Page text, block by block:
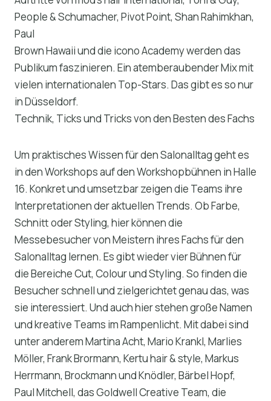
People & Schumacher, Pivot Point, Shan Rahimkhan,
Paul
Brown Hawaii und die icono Academy werden das
Publikum faszinieren. Ein atemberaubender Mix mit
vielen internationalen Top-Stars. Das gibt es so nur
in Düsseldorf.
Technik, Ticks und Tricks von den Besten des Fachs
Um praktisches Wissen für den Salonalltag geht es
in den Workshops auf den Workshopbühnen in Halle
16. Konkret und umsetzbar zeigen die Teams ihre
Interpretationen der aktuellen Trends. Ob Farbe,
Schnitt oder Styling, hier können die
Messebesucher von Meistern ihres Fachs für den
Salonalltag lernen. Es gibt wieder vier Bühnen für
die Bereiche Cut, Colour und Styling. So finden die
Besucher schnell und zielgerichtet genau das, was
sie interessiert. Und auch hier stehen große Namen
und kreative Teams im Rampenlicht. Mit dabei sind
unter anderem Martina Acht, Mario Krankl, Marlies
Möller, Frank Brormann, Kertu hair & style, Markus
Herrmann, Brockmann und Knödler, Bärbel Hopf,
Paul Mitchell, das Goldwell Creative Team, die